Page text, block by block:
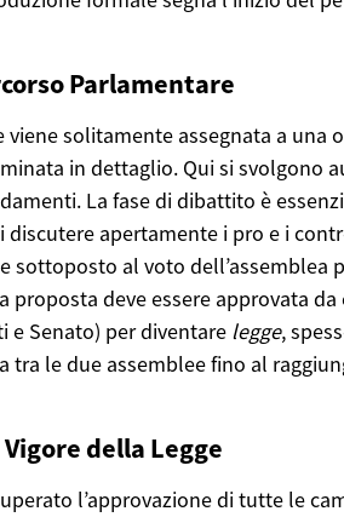
Parlamentare
solitamente assegnata a una
in dettaglio. Qui si svolgono
La fase di dibattito è
apertamente i pro e i
sottoposto al voto dell’assemblea
deve essere approvata
e Senato) per diventare legge,
tra le due assemblee fino al
della Legge
l’approvazione di tutte le